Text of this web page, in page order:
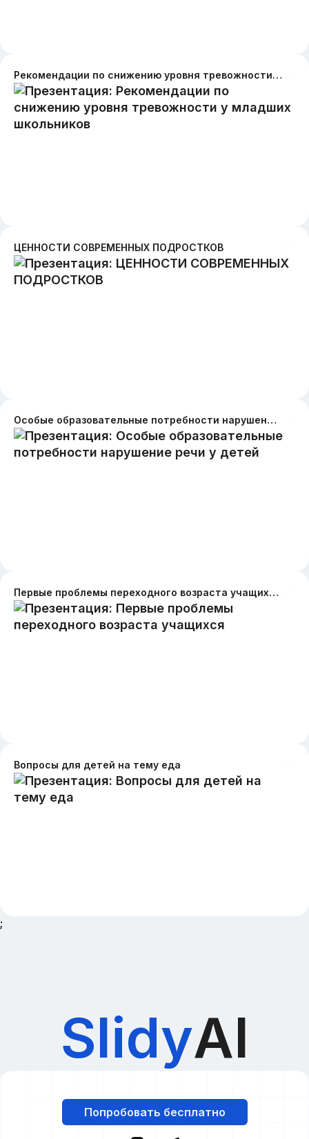
Рекомендации по снижению уровня тревожности у младших школьников
ЦЕННОСТИ СОВРЕМЕННЫХ​ ПОДРОСТКОВ​
Особые образовательные потребности нарушение речи у детей
Первые проблемы переходного возраста учащихся
Вопросы для детей на тему еда
;
SlidyAI
Попробовать бесплатно